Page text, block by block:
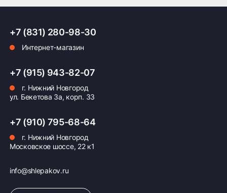
+7 (831) 280-98-30
Интернет-магазин
+7 (915) 943-82-07
г. Нижний Новгород
ул. Бекетова 3а, корп. 33
+7 (910) 795-68-64
г. Нижний Новгород
Московское шоссе, 22 к1
info@shlepakov.ru